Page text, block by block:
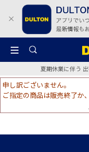
夏期休業に伴う
申し訳ございません。
ご指定の商品は販売終了か